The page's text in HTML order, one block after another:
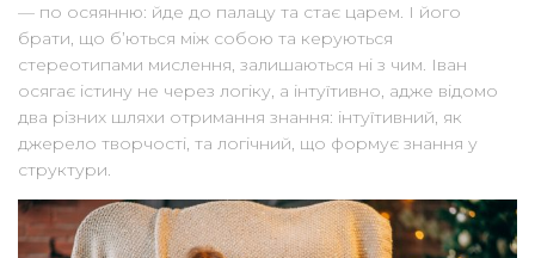
— по осяянню: йде до палацу та стає царем. І його
брати, що б’ються між собою та керуються
стереотипами мислення, залишаються ні з чим. Іван
осягає істину не через логіку, а інтуїтивно, адже відомо
два різних шляхи отримання знання: інтуїтивний, як
джерело творчості, та логічний, що формує знання у
структури.